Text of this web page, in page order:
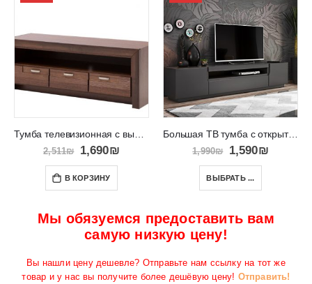
Тумба телевизионная с выдвижными ящиками и полкой Paris
2,511₪ 1,690₪
В КОРЗИНУ
Большая ТВ тумба с открытой полкой для аппаратуры RTV ESTON
1,990₪ 1,590₪
ВЫБРАТЬ ...
Мы обязуемся предоставить вам
самую низкую цену!
Вы нашли цену дешевле? Отправьте нам ссылку на тот же
товар и у нас вы получите более дешёвую цену! Отправить!